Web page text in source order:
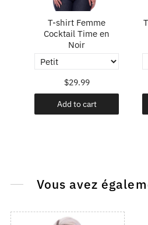
T-shirt Femme
Cocktail Time en
Noir
$29.99
Add to cart
Vous avez